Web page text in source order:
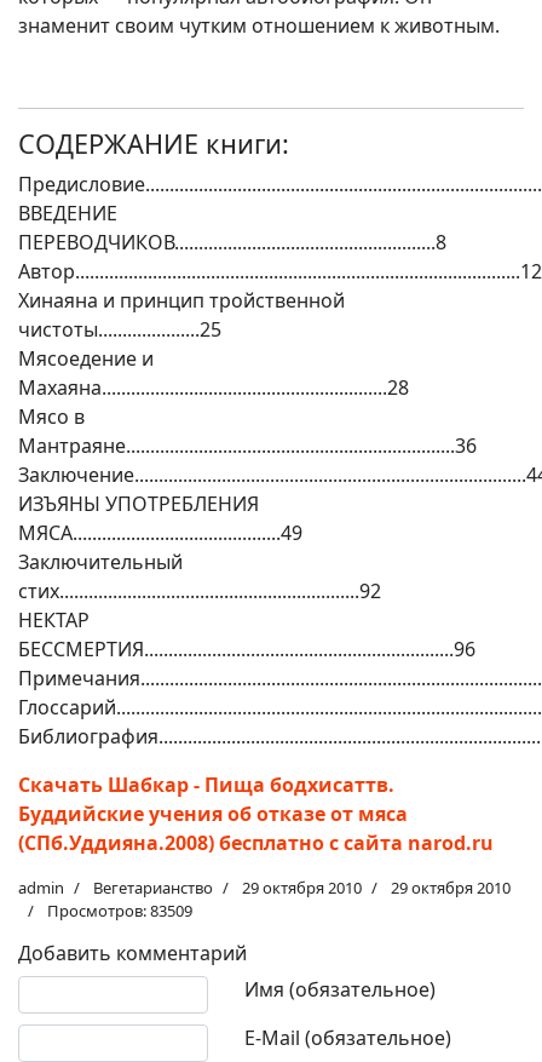
знаменит своим чутким отношением к животным.
СОДЕРЖАНИЕ книги:
ВВЕДЕНИЕ
ПЕРЕВОДЧИКОВ......................................................8
Автор............................................................................................12
Хинаяна и принцип тройственной
чистоты.....................25
Мясоедение и
Махаяна...........................................................28
Мясо в
Мантраяне....................................................................36
ИЗЪЯНЫ УПОТРЕБЛЕНИЯ
МЯСА...........................................49
Заключительный
стих..............................................................92
НЕКТАР
БЕССМЕРТИЯ................................................................96
Скачать Шабкар - Пища бодхисаттв.
Буддийские учения об отказе от мяса
(СПб.Уддияна.2008) бесплатно с сайта narod.ru
admin Вегетарианство 29 октября 2010
29 октября 2010
Просмотров: 83509
Добавить комментарий
Имя (обязательное)
E-Mail (обязательное)
Текст комментария